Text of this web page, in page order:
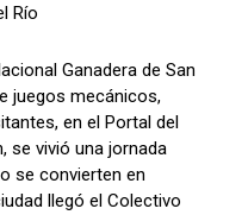
Río
Ganadera de San
juegos mecánicos,
en el Portal del
se vivió una jornada
se convierten en
llegó el Colectivo